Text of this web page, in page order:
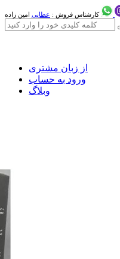
کارشناس فروش : عطایی امین زاده
از زبان مشتری
ورود به حساب
وبلاگ